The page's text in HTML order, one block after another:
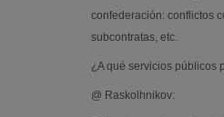
confederación: conflictos
subcontratas, etc.
¿A qué servicios públicos
@ Raskolhnikov: